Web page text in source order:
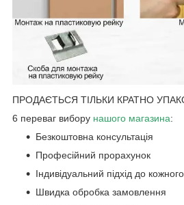
ПРОДАЄТЬСЯ ТІЛЬКИ КРАТНО
6 переваг вибору нашого магазина:
Безкоштовна консультація
Професійний прорахунок
Індивідуальний підхід до
Швидка обробка замовлення